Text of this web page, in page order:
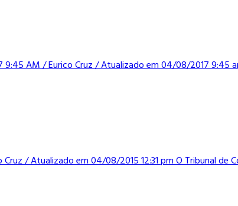
AM / Eurico Cruz / Atualizado em 04/08/2017
/ Atualizado em 04/08/2015 12:31 pm O Tribunal